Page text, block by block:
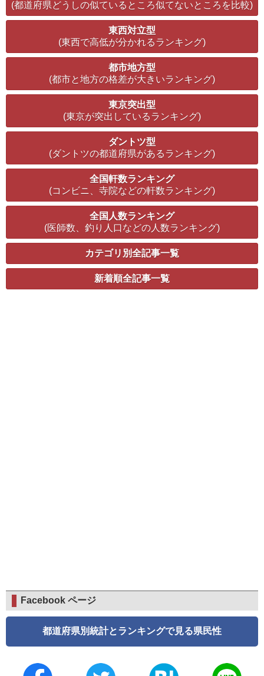
(都道府県どうしの似ているところ似てないところを比較)
東西対立型
(東西で高低が分かれるランキング)
都市地方型
(都市と地方の格差が大きいランキング)
東京突出型
(東京が突出しているランキング)
ダントツ型
(ダントツの都道府県があるランキング)
全国軒数ランキング
(コンビニ、寺院などの軒数ランキング)
全国人数ランキング
(医師数、釣り人口などの人数ランキング)
カテゴリ別全記事一覧
新着順全記事一覧
Facebook ページ
都道府県別統計とランキングで見る県民性